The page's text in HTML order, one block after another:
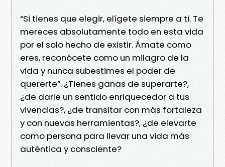
“Si tienes que elegir, elígete siempre a ti. Te
mereces absolutamente todo en esta vida
por el solo hecho de existir. Ámate como
eres, reconócete como un milagro de la
vida y nunca subestimes el poder de
quererte”. ¿Tienes ganas de superarte?,
¿de darle un sentido enriquecedor a tus
vivencias?, ¿de transitar con más fortaleza
y con nuevas herramientas?, ¿de elevarte
como persona para llevar una vida más
auténtica y consciente?